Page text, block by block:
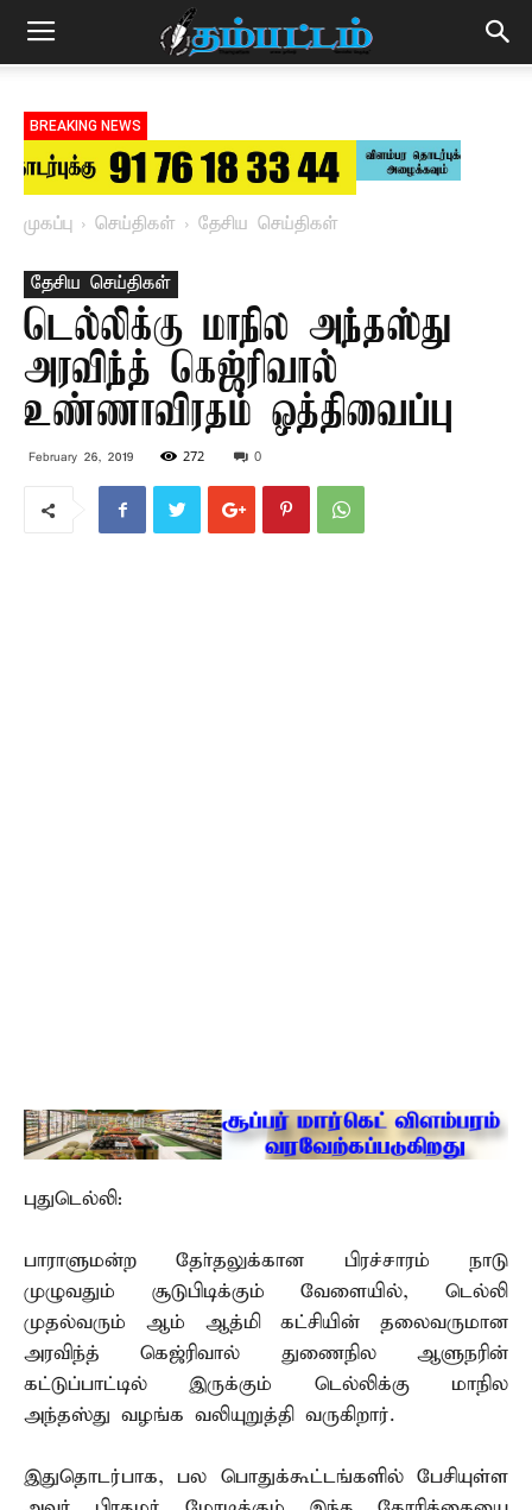
BREAKING NEWS
முகப்பு செய்திகள் தேசிய செய்திகள்
தேசிய செய்திகள்
டெல்லிக்கு மாநில அந்தஸ்து –
அரவிந்த் கெஜ்ரிவால்
உண்ணாவிரதம் ஒத்திவைப்பு
February 26, 2019 272 0
புதுடெல்லி:
பாராளுமன்ற தோ்தலுக்கான பிரச்சாரம் நாடு
முழுவதும் சூடுபிடிக்கும் வேளையில், டெல்லி
முதல்வரும் ஆம் ஆத்மி கட்சியின் தலைவருமான
அரவிந்த் கெஜ்ரிவால் துணைநில ஆளுநரின்
கட்டுப்பாட்டில் இருக்கும் டெல்லிக்கு மாநில
அந்தஸ்து வழங்க வலியுறுத்தி வருகிறார்.
இதுதொடர்பாக, பல பொதுக்கூட்டங்களில் பேசியுள்ள